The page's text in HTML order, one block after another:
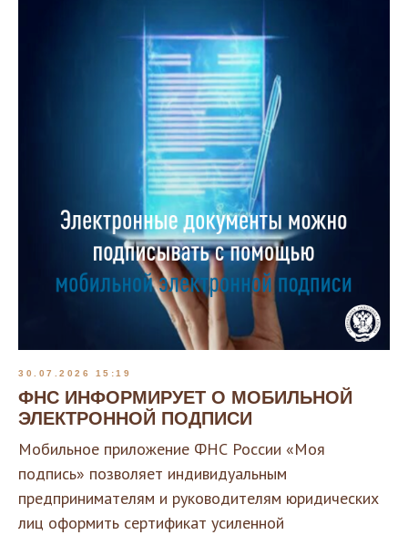
30.07.2026 15:19
ФНС ИНФОРМИРУЕТ О МОБИЛЬНОЙ
ЭЛЕКТРОННОЙ ПОДПИСИ
Мобильное приложение ФНС России «Моя
подпись» позволяет индивидуальным
предпринимателям и руководителям юридических
лиц оформить сертификат усиленной